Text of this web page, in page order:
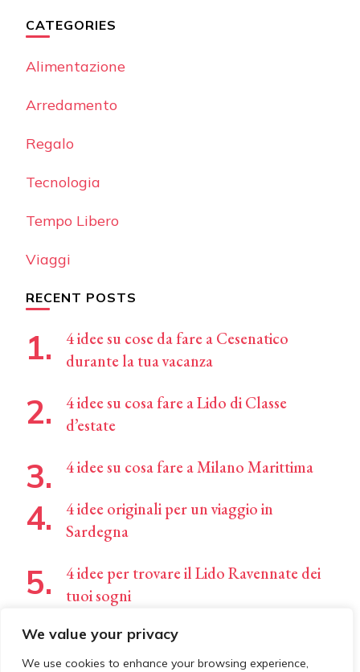
We value your privacy
We use cookies to enhance your browsing experience,
CATEGORIES
Alimentazione
Arredamento
Regalo
Tecnologia
Tempo Libero
Viaggi
RECENT POSTS
4 idee su cose da fare a Cesenatico
durante la tua vacanza
4 idee su cosa fare a Lido di Classe
d’estate
4 idee su cosa fare a Milano Marittima
4 idee originali per un viaggio in
Sardegna
4 idee per trovare il Lido Ravennate dei
tuoi sogni